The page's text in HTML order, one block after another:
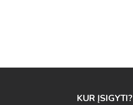
KUR ĮSIGYTI?